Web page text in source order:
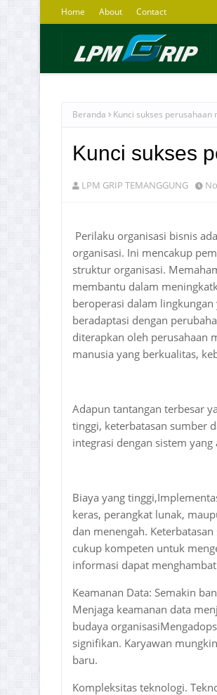
Home About Contact
Beranda Kunci sukses perusahaan
Kunci sukses
LPM GRIP TEMANGGUNG
Perilaku organisasi bisnis
organisasi. Ini mencakup
struktur organisasi.
membantu dalam
beroperasi dalam
beradaptasi dengan
diterapkan oleh perusahaan
manusia yang berkualitas,
Adapun tantangan terbesar
tinggi, keterbatasan sumber
integrasi dengan sistem
Biaya yang
keras, perangkat lunak,
dan menengah.
cukup kompeten untuk
informasi dapat
Keamanan Data: Semakin
Menjaga keamanan data
budaya
signifikan. Karyawan
baru.
Kompleksitas teknologi.